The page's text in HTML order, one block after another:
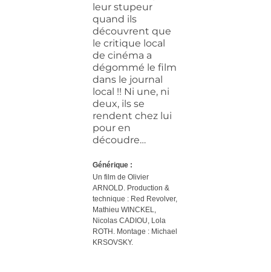
leur stupeur
quand ils
découvrent que
le critique local
de cinéma a
dégommé le film
dans le journal
local !! Ni une, ni
deux, ils se
rendent chez lui
pour en
découdre…
Générique :
Un film de Olivier
ARNOLD. Production &
technique : Red Revolver,
Mathieu WINCKEL,
Nicolas CADIOU, Lola
ROTH. Montage : Michael
KRSOVSKY.